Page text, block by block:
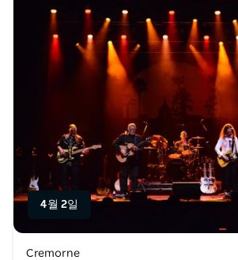
4월 2일
Cremorne